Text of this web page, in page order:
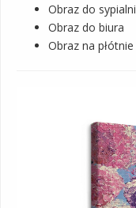
Obraz do sypialni
Obraz do biura
Obraz na płótnie